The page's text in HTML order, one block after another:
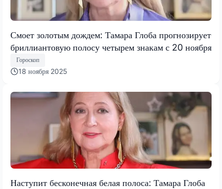
Смоет золотым дождем: Тамара Глоба прогнозирует
бриллиантовую полосу четырем знакам с 20 ноября
Гороскоп
18 ноября 2025
Наступит бесконечная белая полоса: Тамара Глоба